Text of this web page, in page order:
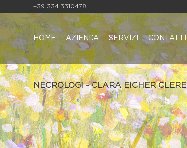
+39 334.3310478
HOME AZIENDA SERVIZI CONTATTI
NECROLOGI - CLARA EICHER CLERE